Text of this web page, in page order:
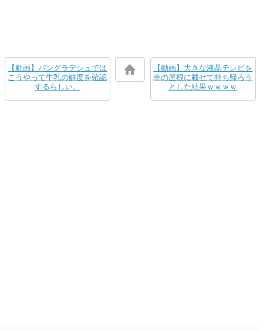
【動画】バングラデシュでは
こうやって牛乳の鮮度を確認
するらしい。
【動画】大きな液晶テレビを
車の屋根に載せて持ち帰ろう
とした結果ｗｗｗｗ